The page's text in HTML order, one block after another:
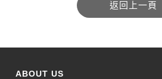
ABOUT US